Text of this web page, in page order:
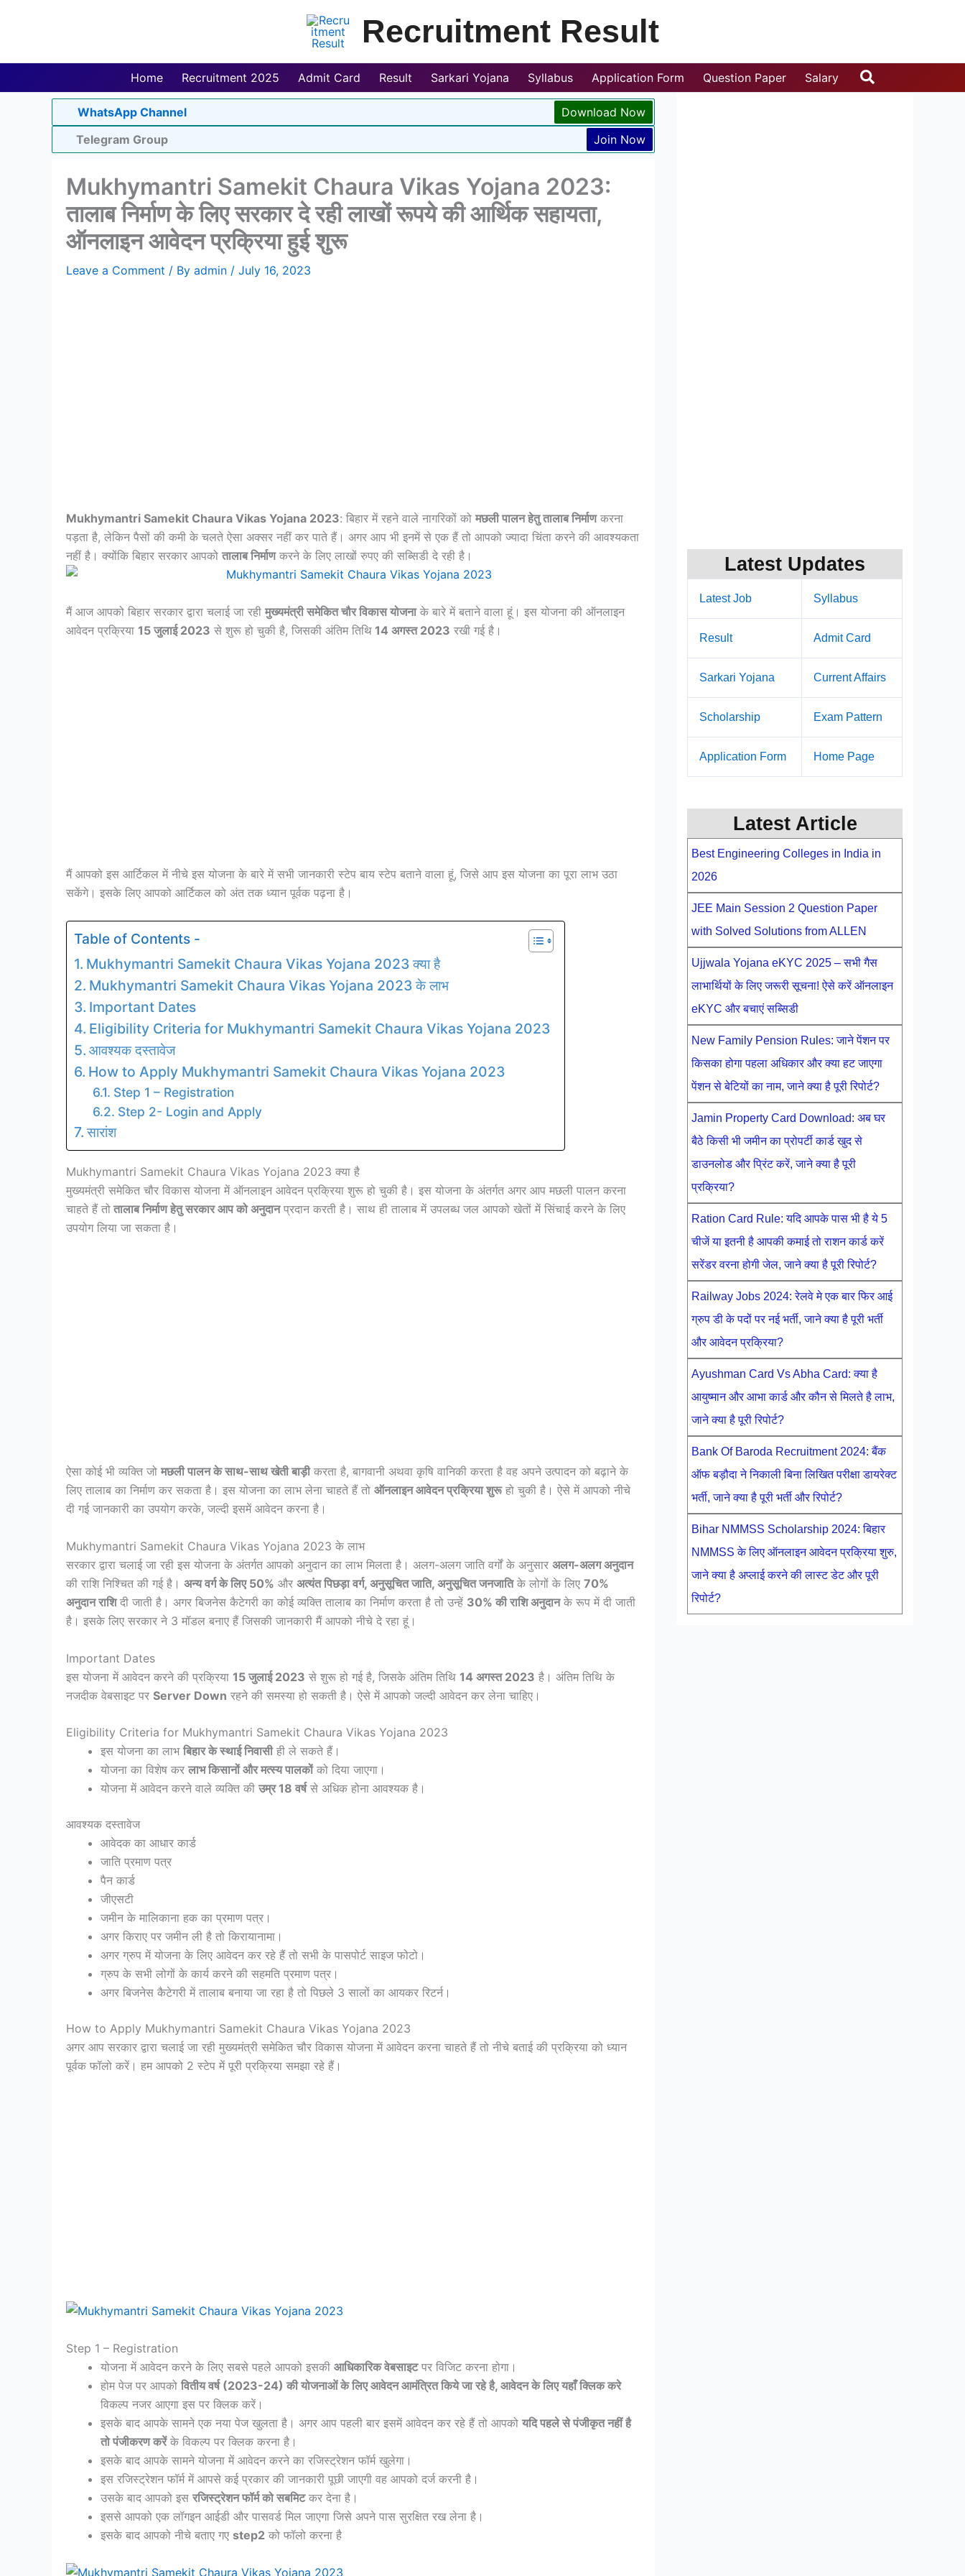
Recruitment Result
Home Recruitment 2025 Admit Card Result Sarkari Yojana Syllabus Application Form Question Paper Salary Search
WhatsApp Channel
Download Now
Telegram Group
Join Now
Mukhymantri Samekit Chaura Vikas Yojana 2023:
तालाब निर्माण के लिए सरकार दे रही लाखों रूपये की आर्थिक सहायता,
ऑनलाइन आवेदन प्रक्रिया हुई शुरू
Leave a Comment / By admin / July 16, 2023
Mukhymantri Samekit Chaura Vikas Yojana 2023: बिहार में रहने वाले नागरिकों को मछली पालन हेतु तालाब निर्माणकरना
पड़ता है, लेकिन पैसों की कमी के चलते ऐसा अक्सर नहीं कर पाते हैं। अगर आप भी इनमें से एक हैं तो आपको ज्यादा चिंता करने की आवश्यकता
नहीं है। क्योंकि बिहार सरकार आपको तालाब निर्माणकरने के लिए लाखों रुपए की सब्सिडी दे रही है।
मैं आज आपको बिहार सरकार द्वारा चलाई जा रही मुख्यमंत्री समेकित चौर विकास योजनाके बारे में बताने वाला हूं। इस योजना की ऑनलाइन
आवेदन प्रक्रिया 15 जुलाई 2023 से शुरू हो चुकी है, जिसकी अंतिम तिथि 14 अगस्त 2023 रखी गई है।
मैं आपको इस आर्टिकल में नीचे इस योजना के बारे में सभी जानकारी स्टेप बाय स्टेप बताने वाला हूं, जिसे आप इस योजना का पूरा लाभ उठा
सकेंगे। इसके लिए आपको आर्टिकल को अंत तक ध्यान पूर्वक पढ़ना है।
Table of Contents -
Mukhymantri Samekit Chaura Vikas Yojana 2023 क्या है
Mukhymantri Samekit Chaura Vikas Yojana 2023 के लाभ
Important Dates
Eligibility Criteria for Mukhymantri Samekit Chaura Vikas Yojana 2023
आवश्यक दस्तावेज
How to Apply Mukhymantri Samekit Chaura Vikas Yojana 2023
Step 1 – Registration
Step 2- Login and Apply
सारांश
Mukhymantri Samekit Chaura Vikas Yojana 2023 क्या है
मुख्यमंत्री समेकित चौर विकास योजना में ऑनलाइन आवेदन प्रक्रिया शुरू हो चुकी है। इस योजना के अंतर्गत अगर आप मछली पालन करना
चाहते हैं तो तालाब निर्माण हेतु सरकार आप को अनुदानप्रदान करती है। साथ ही तालाब में उपलब्ध जल आपको खेतों में सिंचाई करने के लिए
उपयोग लिया जा सकता है।
ऐसा कोई भी व्यक्ति जो मछली पालन के साथ-साथ खेती बाड़ीकरता है, बागवानी अथवा कृषि वानिकी करता है वह अपने उत्पादन को बढ़ाने के
लिए तालाब का निर्माण कर सकता है। इस योजना का लाभ लेना चाहते हैं तो ऑनलाइन आवेदन प्रक्रिया शुरूहो चुकी है। ऐसे में आपको नीचे
दी गई जानकारी का उपयोग करके, जल्दी इसमें आवेदन करना है।
Mukhymantri Samekit Chaura Vikas Yojana 2023 के लाभ
सरकार द्वारा चलाई जा रही इस योजना के अंतर्गत आपको अनुदान का लाभ मिलता है। अलग-अलग जाति वर्गों के अनुसार अलग-अलग अनुदान
की राशि निश्चित की गई है। अन्य वर्ग के लिए 50% और अत्यंत पिछड़ा वर्ग, अनुसूचित जाति, अनुसूचित जनजातिके लोगों के लिए 70%
अनुदान राशिदी जाती है। अगर बिजनेस कैटेगरी का कोई व्यक्ति तालाब का निर्माण करता है तो उन्हें 30% की राशि अनुदानके रूप में दी जाती
है। इसके लिए सरकार ने 3 मॉडल बनाए हैं जिसकी जानकारी मैं आपको नीचे दे रहा हूं।
Important Dates
इस योजना में आवेदन करने की प्रक्रिया 15 जुलाई 2023 से शुरू हो गई है, जिसके अंतिम तिथि 14 अगस्त 2023 है। अंतिम तिथि के
नजदीक वेबसाइट पर Server Down रहने की समस्या हो सकती है। ऐसे में आपको जल्दी आवेदन कर लेना चाहिए।
Eligibility Criteria for Mukhymantri Samekit Chaura Vikas Yojana 2023
इस योजना का लाभ बिहार के स्थाई निवासीही ले सकते हैं।
योजना का विशेष कर लाभ किसानों और मत्स्य पालकोंको दिया जाएगा।
योजना में आवेदन करने वाले व्यक्ति की उम्र 18 वर्षसे अधिक होना आवश्यक है।
आवश्यक दस्तावेज
आवेदक का आधार कार्ड
जाति प्रमाण पत्र
पैन कार्ड
जीएसटी
जमीन के मालिकाना हक का प्रमाण पत्र।
अगर किराए पर जमीन ली है तो किरायानामा।
अगर ग्रुप में योजना के लिए आवेदन कर रहे हैं तो सभी के पासपोर्ट साइज फोटो।
ग्रुप के सभी लोगों के कार्य करने की सहमति प्रमाण पत्र।
अगर बिजनेस कैटेगरी में तालाब बनाया जा रहा है तो पिछले 3 सालों का आयकर रिटर्न।
How to Apply Mukhymantri Samekit Chaura Vikas Yojana 2023
अगर आप सरकार द्वारा चलाई जा रही मुख्यमंत्री समेकित चौर विकास योजना में आवेदन करना चाहते हैं तो नीचे बताई की प्रक्रिया को ध्यान
पूर्वक फॉलो करें। हम आपको 2 स्टेप में पूरी प्रक्रिया समझा रहे हैं।
Step 1 – Registration
योजना में आवेदन करने के लिए सबसे पहले आपको इसकी आधिकारिक वेबसाइटपर विजिट करना होगा।
होम पेज पर आपको वितीय वर्ष (2023-24) की योजनाओं के लिए आवेदन आमंत्रित किये जा रहे है, आवेदन के लिए यहाँ क्लिक करे
विकल्प नजर आएगा इस पर क्लिक करें।
इसके बाद आपके सामने एक नया पेज खुलता है। अगर आप पहली बार इसमें आवेदन कर रहे हैं तो आपको यदि पहले से पंजीकृत नहीं है
तो पंजीकरण करेंके विकल्प पर क्लिक करना है।
इसके बाद आपके सामने योजना में आवेदन करने का रजिस्ट्रेशन फॉर्म खुलेगा।
इस रजिस्ट्रेशन फॉर्म में आपसे कई प्रकार की जानकारी पूछी जाएगी वह आपको दर्ज करनी है।
उसके बाद आपको इस रजिस्ट्रेशन फॉर्म को सबमिटकर देना है।
इससे आपको एक लॉगइन आईडी और पासवर्ड मिल जाएगा जिसे अपने पास सुरक्षित रख लेना है।
इसके बाद आपको नीचे बताए गए step2 को फॉलो करना है
Latest Updates
Latest Job Syllabus
Result Admit Card
Sarkari Yojana Current Affairs
Scholarship Exam Pattern
Application Form Home Page
Latest Article
Best Engineering Colleges in India in
2026
JEE Main Session 2 Question Paper
with Solved Solutions from ALLEN
Ujjwala Yojana eKYC 2025 – सभी गैस
लाभार्थियों के लिए जरूरी सूचना! ऐसे करें ऑनलाइन
eKYC और बचाएं सब्सिडी
New Family Pension Rules: जाने पेंशन पर
किसका होगा पहला अधिकार और क्या हट जाएगा
पेंशन से बेटियों का नाम, जाने क्या है पूरी रिपोर्ट?
Jamin Property Card Download: अब घर
बैठे किसी भी जमीन का प्रोपर्टी कार्ड खुद से
डाउनलोड और प्रिंट करें, जाने क्या है पूरी
प्रक्रिया?
Ration Card Rule: यदि आपके पास भी है ये 5
चीजें या इतनी है आपकी कमाई तो राशन कार्ड करें
सरेंडर वरना होगी जेल, जाने क्या है पूरी रिपोर्ट?
Railway Jobs 2024: रेलवे मे एक बार फिर आई
ग्रुप डी के पदों पर नई भर्ती, जाने क्या है पूरी भर्ती
और आवेदन प्रक्रिया?
Ayushman Card Vs Abha Card: क्या है
आयुष्मान और आभा कार्ड और कौन से मिलते है लाभ,
जाने क्या है पूरी रिपोर्ट?
Bank Of Baroda Recruitment 2024: बैंक
ऑफ बड़ौदा ने निकाली बिना लिखित परीक्षा डायरेक्ट
भर्ती, जाने क्या है पूरी भर्ती और रिपोर्ट?
Bihar NMMSS Scholarship 2024: बिहार
NMMSS के लिए ऑनलाइन आवेदन प्रक्रिया शुरु,
जाने क्या है अप्लाई करने की लास्ट डेट और पूरी
रिपोर्ट?